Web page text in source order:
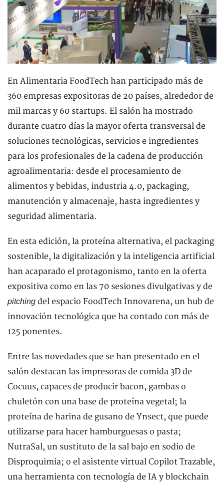
En Alimentaria FoodTech han participado más de
360 empresas expositoras de 20 países, alrededor de
mil marcas y 60 startups. El salón ha mostrado
durante cuatro días la mayor oferta transversal de
soluciones tecnológicas, servicios e ingredientes
para los profesionales de la cadena de producción
agroalimentaria: desde el procesamiento de
alimentos y bebidas, industria 4.0, packaging,
manutención y almacenaje, hasta ingredientes y
seguridad alimentaria.
En esta edición, la proteína alternativa, el packaging
sostenible, la digitalización y la inteligencia artificial
han acaparado el protagonismo, tanto en la oferta
expositiva como en las 70 sesiones divulgativas y de
pitching del espacio FoodTech Innovarena, un hub de
innovación tecnológica que ha contado con más de
125 ponentes.
Entre las novedades que se han presentado en el
salón destacan las impresoras de comida 3D de
Cocuus, capaces de producir bacon, gambas o
chuletón con una base de proteína vegetal; la
proteína de harina de gusano de Ynsect, que puede
utilizarse para hacer hamburguesas o pasta;
NutraSal, un sustituto de la sal bajo en sodio de
Disproquimia; o el asistente virtual Copilot Trazable,
una herramienta con tecnología de IA y blockchain